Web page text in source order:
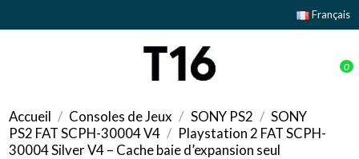
Français
0
Accueil Consoles de Jeux SONY PS2
SONY
PS2 FAT SCPH-30004 V4
Playstation 2 FAT SCPH-
30004 Silver V4 – Cache baie d’expansion seul